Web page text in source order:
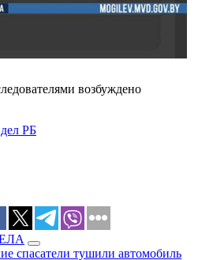
возбуждено
РБ